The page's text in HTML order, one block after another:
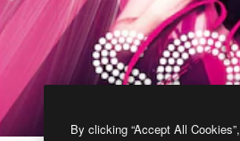
By clicking “Accept All